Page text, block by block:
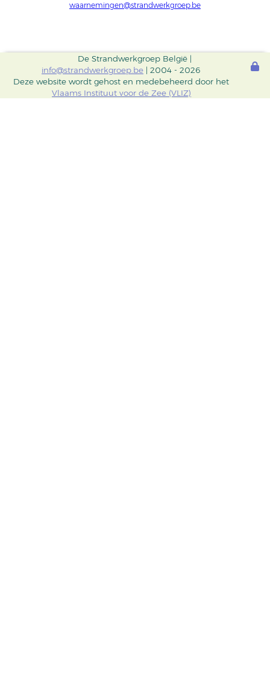
waarnemingen@strandwerkgroep.be
De Strandwerkgroep België |
info@strandwerkgroep.be | 2004 - 2026
Deze website wordt gehost en medebeheerd door het
Vlaams Instituut voor de Zee (VLIZ)